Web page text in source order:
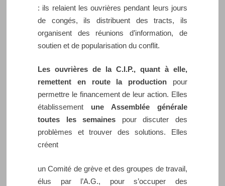
: ils relaient les ouvrières pendant leurs jours
de congés, ils distribuent des tracts, ils
organisent des réunions d’information, de
soutien et de popularisation du conflit.
Les ouvrières de la C.I.P., quant à elle,
remettent en route la production pour
permettre le financement de leur action. Elles
établissement une Assemblée générale
toutes les semaines pour discuter des
problèmes et trouver des solutions. Elles
créent
un Comité de grève et des groupes de travail,
élus par l’A.G., pour s’occuper des